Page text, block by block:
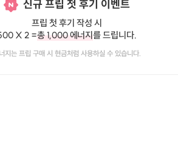
신규 프립 첫 후기 이벤트
프립 첫 후기 작성 시
X 2 =총 1,000 에너지를 드립니다.
지는 프립 구매 시 현금처럼 사용하실 수 있습니다.